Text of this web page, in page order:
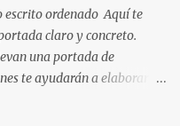
ordenado Aquí te
claro y concreto.
una portada de
te ayudarán a elaborar